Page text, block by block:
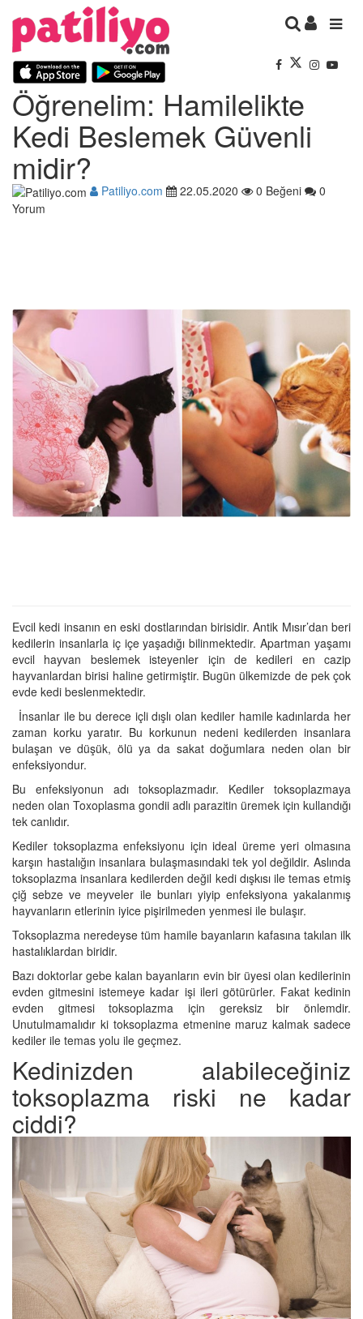
Öğrenelim: Hamilelikte
Kedi Beslemek Güvenli
midir?
Patiliyo.com 22.05.2020 0 Beğeni
0
Yorum
Evcil kedi insanın en eski dostlarından birisidir. Antik Mısır’dan beri
kedilerin insanlarla iç içe yaşadığı bilinmektedir. Apartman yaşamı
evcil hayvan beslemek isteyenler için de kedileri en cazip
hayvanlardan birisi haline getirmiştir. Bugün ülkemizde de pek çok
evde kedi beslenmektedir.
İnsanlar ile bu derece içli dışlı olan kediler hamile kadınlarda her
zaman korku yaratır. Bu korkunun nedeni kedilerden insanlara
bulaşan ve düşük, ölü ya da sakat doğumlara neden olan bir
enfeksiyondur.
Bu enfeksiyonun adı toksoplazmadır. Kediler toksoplazmaya
neden olan Toxoplasma gondii adlı parazitin üremek için kullandığı
tek canlıdır.
Kediler toksoplazma enfeksiyonu için ideal üreme yeri olmasına
karşın hastalığın insanlara bulaşmasındaki tek yol değildir. Aslında
toksoplazma insanlara kedilerden değil kedi dışkısı ile temas etmiş
çiğ sebze ve meyveler ile bunları yiyip enfeksiyona yakalanmış
hayvanların etlerinin iyice pişirilmeden yenmesi ile bulaşır.
Toksoplazma neredeyse tüm hamile bayanların kafasına takılan ilk
hastalıklardan biridir.
Bazı doktorlar gebe kalan bayanların evin bir üyesi olan kedilerinin
evden gitmesini istemeye kadar işi ileri götürürler. Fakat kedinin
evden gitmesi toksoplazma için gereksiz bir önlemdir.
Unutulmamalıdır ki toksoplazma etmenine maruz kalmak sadece
kediler ile temas yolu ile geçmez.
Kedinizden alabileceğiniz
toksoplazma riski ne kadar
ciddi?